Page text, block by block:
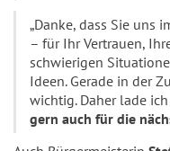
„Danke, dass Sie uns
– für Ihr Vertrauen,
schwierigen
Ideen. Gerade in der
wichtig. Daher lade
gern auch für die